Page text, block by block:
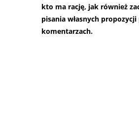
kto ma rację, jak również
pisania własnych
komentarzach.